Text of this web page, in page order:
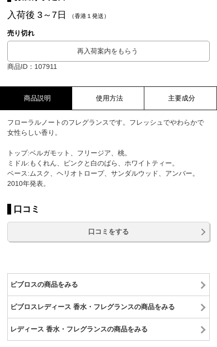
入荷後 3～7日 （香港１発送）
売り切れ
再入荷案内をもらう
商品ID：107911
商品説明 使用方法 主要成分
フローラルノートのフレグランスです。フレッシュでやわらかで
女性らしい香り。
トップ:ベルガモット、フリージア、桃。
ミドル:もくれん、ピンクと白のばら、ホワイトティー。
ベース:ムスク、ヘリオトロープ、サンダルウッド、アンバー。
2010年発表。
口コミ
口コミをする
ビブロスの商品をみる
ビブロスレディース 香水・フレグランスの商品をみる
レディース 香水・フレグランスの商品をみる